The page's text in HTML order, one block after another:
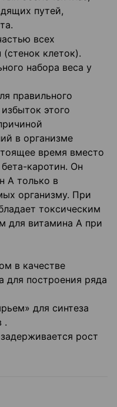
путей,
всех
клеток).
набора веса у
правильного
этого
в организме
время вместо
каротин. Он
А только в
организму. При
токсическим
для витамина А при
в качестве
для построения ряда
для синтеза
.
рост